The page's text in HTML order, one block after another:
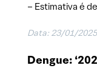
– Estimativa é
Data: 23/01/2025
Dengue: